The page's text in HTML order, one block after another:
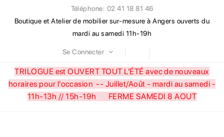
Téléphone: 02 41 18 81 46
Boutique et Atelier de mobilier sur-mesure à Angers ouverts du
mardi au samedi 11h-19h
Se Connecter
TRILOGUE est OUVERT TOUT L'ÉTÉ avec de nouveaux
horaires pour l'occasion -- Juillet/Août - mardi au samedi -
11h-13h // 15h-19h FERME SAMEDI 8 AOUT